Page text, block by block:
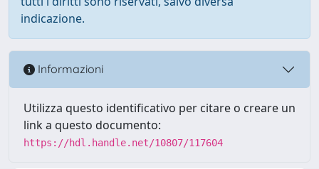
indicazione.
Informazioni
Utilizza questo identificativo per citare o creare un
link a questo documento:
https://hdl.handle.net/10807/117604